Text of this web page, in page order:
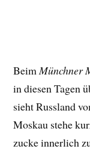
BeimMünchner
in diesen Tagen
sieht Russland
Moskau stehe
zucke innerlich